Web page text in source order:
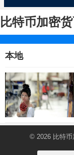
比特币加密
本地
© 2026 比特